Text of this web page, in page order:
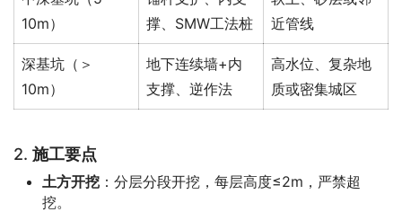
10m）
撑、SMW工法桩
近管线
深基坑（＞
10m）
地下连续墙+内
支撑、逆作法
高水位、复杂地
质或密集城区
2. 施工要点
土方开挖 ：分层分段开挖，每层高度≤2m，严禁超
挖。